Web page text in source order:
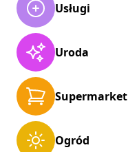
Usługi
Uroda
Supermarket
Ogród